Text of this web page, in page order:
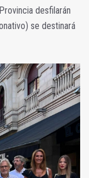
desfilarán
se destinará